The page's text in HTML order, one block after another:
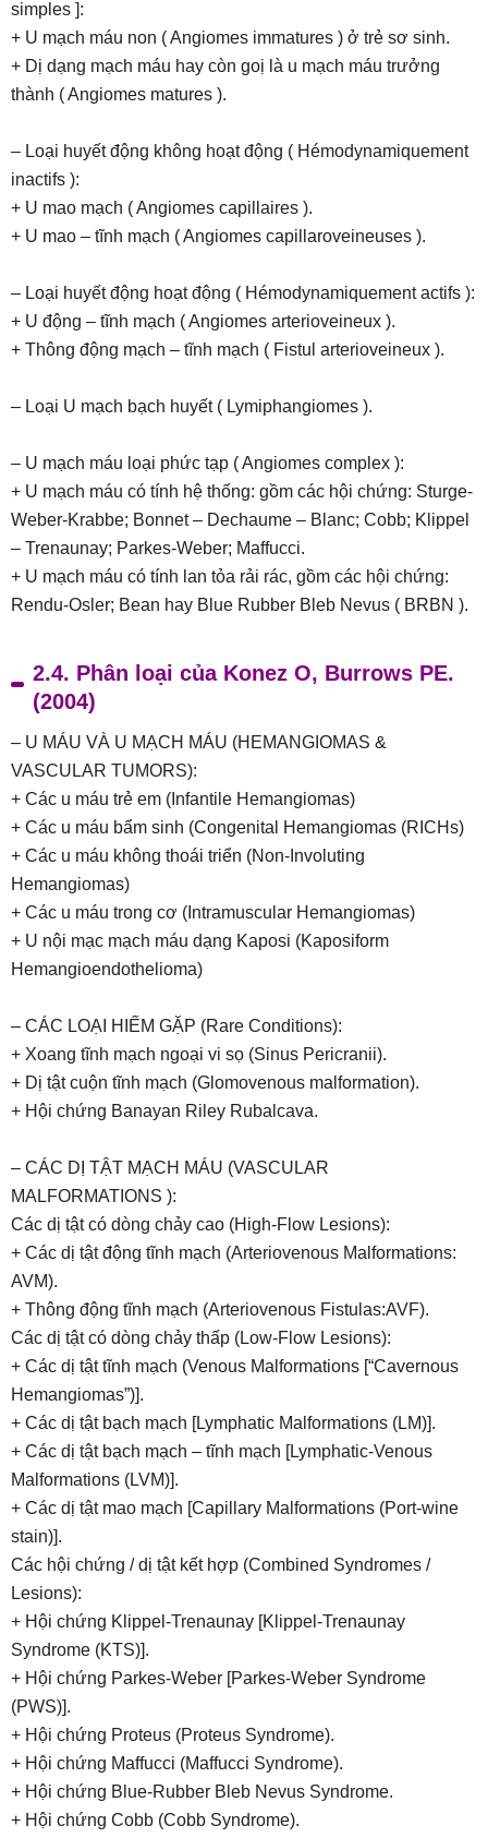
simples ]:
+ U mạch máu non ( Angiomes immatures ) ở trẻ sơ sinh.
+ Dị dạng mạch máu hay còn goị là u mạch máu trưởng
thành ( Angiomes matures ).
– Loại huyết động không hoạt động ( Hémodynamiquement
inactifs ):
+ U mao mạch ( Angiomes capillaires ).
+ U mao – tĩnh mạch ( Angiomes capillaroveineuses ).
– Loại huyết động hoạt động ( Hémodynamiquement actifs ):
+ U động – tĩnh mạch ( Angiomes arterioveineux ).
+ Thông động mạch – tĩnh mạch ( Fistul arterioveineux ).
– Loại U mạch bạch huyết ( Lymiphangiomes ).
– U mạch máu loại phức tạp ( Angiomes complex ):
+ U mạch máu có tính hệ thống: gồm các hội chứng: Sturge-
Weber-Krabbe; Bonnet – Dechaume – Blanc; Cobb; Klippel
– Trenaunay; Parkes-Weber; Maffucci.
+ U mạch máu có tính lan tỏa rải rác, gồm các hội chứng:
Rendu-Osler; Bean hay Blue Rubber Bleb Nevus ( BRBN ).
2.4. Phân loại của Konez O, Burrows PE.
(2004)
– U MÁU VÀ U MẠCH MÁU (HEMANGIOMAS &
VASCULAR TUMORS):
+ Các u máu trẻ em (Infantile Hemangiomas)
+ Các u máu bẩm sinh (Congenital Hemangiomas (RICHs)
+ Các u máu không thoái triển (Non-Involuting
Hemangiomas)
+ Các u máu trong cơ (Intramuscular Hemangiomas)
+ U nội mạc mạch máu dạng Kaposi (Kaposiform
Hemangioendothelioma)
– CÁC LOẠI HIẾM GẶP (Rare Conditions):
+ Xoang tĩnh mạch ngoại vi sọ (Sinus Pericranii).
+ Dị tật cuộn tĩnh mạch (Glomovenous malformation).
+ Hội chứng Banayan Riley Rubalcava.
– CÁC DỊ TẬT MẠCH MÁU (VASCULAR
MALFORMATIONS ):
Các dị tật có dòng chảy cao (High-Flow Lesions):
+ Các dị tật động tĩnh mạch (Arteriovenous Malformations:
AVM).
+ Thông động tĩnh mạch (Arteriovenous Fistulas:AVF).
Các dị tật có dòng chảy thấp (Low-Flow Lesions):
+ Các dị tật tĩnh mạch (Venous Malformations [“Cavernous
Hemangiomas”)].
+ Các dị tật bạch mạch [Lymphatic Malformations (LM)].
+ Các dị tật bạch mạch – tĩnh mạch [Lymphatic-Venous
Malformations (LVM)].
+ Các dị tật mao mạch [Capillary Malformations (Port-wine
stain)].
Các hội chứng / dị tật kết hợp (Combined Syndromes /
Lesions):
+ Hội chứng Klippel-Trenaunay [Klippel-Trenaunay
Syndrome (KTS)].
+ Hội chứng Parkes-Weber [Parkes-Weber Syndrome
(PWS)].
+ Hội chứng Proteus (Proteus Syndrome).
+ Hội chứng Maffucci (Maffucci Syndrome).
+ Hội chứng Blue-Rubber Bleb Nevus Syndrome.
+ Hội chứng Cobb (Cobb Syndrome).